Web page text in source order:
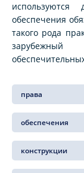
используются
обеспечения
такого рода
права
обеспечения
конструкции